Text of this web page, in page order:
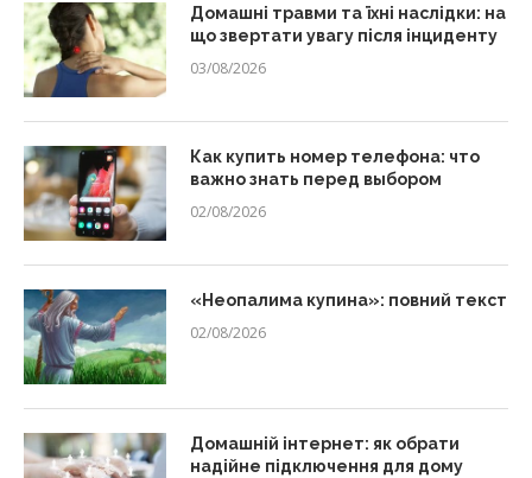
Домашні травми та їхні наслідки: на
що звертати увагу після інциденту
03/08/2026
Как купить номер телефона: что
важно знать перед выбором
02/08/2026
«Неопалима купина»: повний текст
02/08/2026
Домашній інтернет: як обрати
надійне підключення для дому